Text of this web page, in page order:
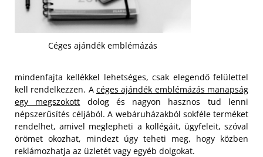
Céges ajándék emblémázás
mindenfajta kellékkel lehetséges, csak elegendő felülettel
kell rendelkezzen. A céges ajándék emblémázás manapság
egy megszokott dolog és nagyon hasznos tud lenni
népszerűsítés céljából. A webáruházakból sokféle terméket
rendelhet, amivel meglepheti a kollégáit, ügyfeleit, szóval
örömet okozhat, mindezt úgy teheti meg, hogy közben
reklámozhatja az üzletét vagy egyéb dolgokat.